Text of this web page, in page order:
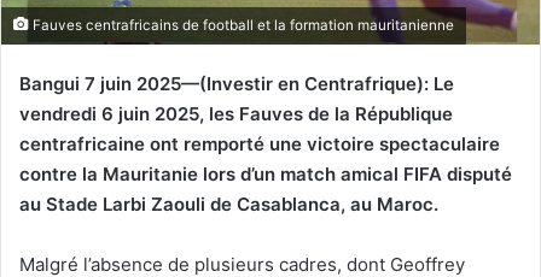
Fauves centrafricains de football et la formation mauritanienne
Bangui 7 juin 2025—(Investir en Centrafrique): Le
vendredi 6 juin 2025, les Fauves de la République
centrafricaine ont remporté une victoire spectaculaire
contre la Mauritanie lors d’un match amical FIFA disputé
au Stade Larbi Zaouli de Casablanca, au Maroc.
Malgré l’absence de plusieurs cadres, dont Geoffrey